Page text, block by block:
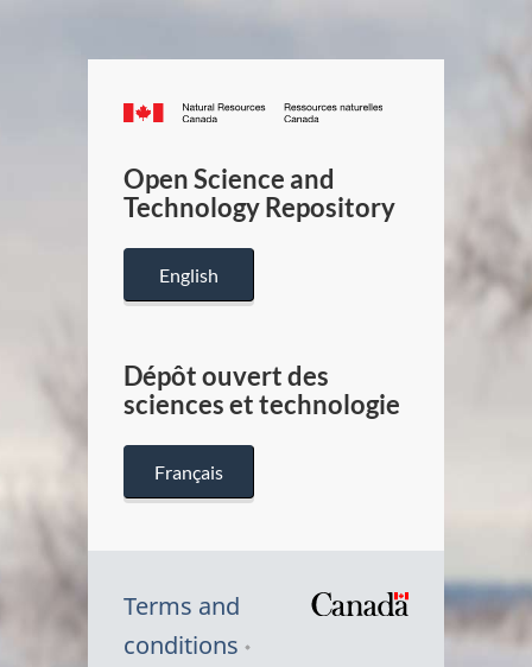
Canada.ca
/
Canada
Open Science and
Technology Repository
English
Dépôt ouvert des
sciences et technologie
Français
Terms and
conditions
Symbole